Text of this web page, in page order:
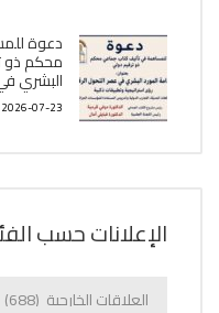
دعوة
محكم ذو
البشري
2026-07-23
الإعلانات حسب
الإعلانات